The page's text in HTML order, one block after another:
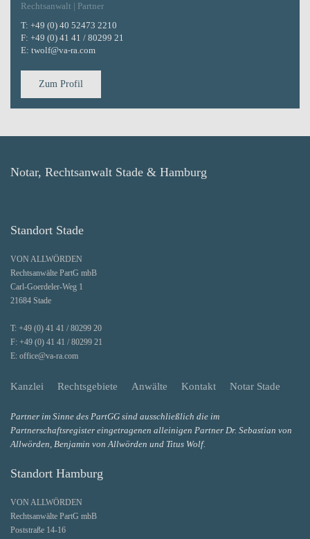
Rechtsanwalt | Partner
T: +49 (0) 40 52473 2210
F: +49 (0) 41 41 / 80299 21
E: twolf@va-ra.com
Zum Profil
Notar, Rechtsanwalt Stade & Hamburg
Standort Stade
VON ALLWÖRDEN
Rechtsanwälte PartG mbB
Carl-Goerdeler-Weg 1
21684 Stade
T: +49 (0) 41 41 / 80299 20
F: +49 (0) 41 41 / 80299 21
E: office@va-ra.com
Kanzlei Rechtsgebiete Anwälte Kontakt Notar Stade
Partner im Sinne des PartGG sind ausschließlich die im
Partnerschaftsregister eingetragenen alleinigen Partner Dr. Sebastian von
Allwörden, Benjamin von Allwörden und Titus Wolf.
Standort Hamburg
VON ALLWÖRDEN
Rechtsanwälte PartG mbB
Poststraße 14-16